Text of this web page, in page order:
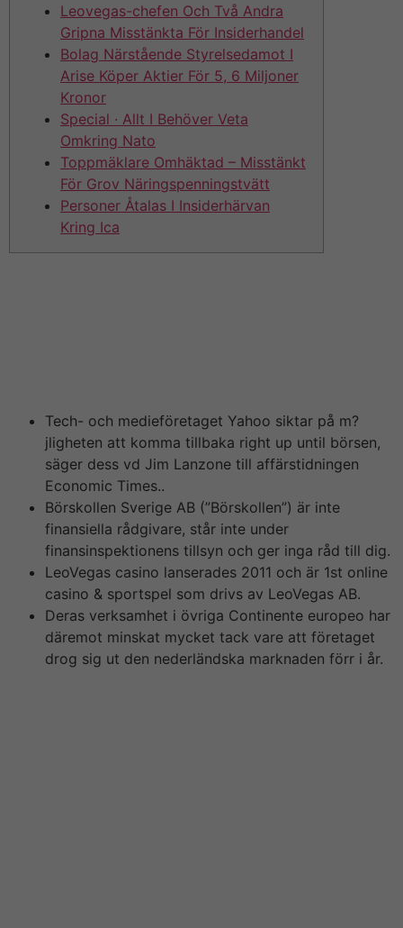
Leovegas-chefen Och Två Andra
Gripna Misstänkta För Insiderhandel
Bolag Närstående Styrelsedamot I
Arise Köper Aktier För 5, 6 Miljoner
Kronor
Special · Allt I Behöver Veta
Omkring Nato
Toppmäklare Omhäktad – Misstänkt
För Grov Näringspenningstvätt
Personer Åtalas I Insiderhärvan
Kring Ica
Tech- och medieföretaget Yahoo siktar på m?
jligheten att komma tillbaka right up until börsen,
säger dess vd Jim Lanzone till affärstidningen
Economic Times..
Börskollen Sverige AB (”Börskollen”) är inte
finansiella rådgivare, står inte under
finansinspektionens tillsyn och ger inga råd till dig.
LeoVegas casino lanserades 2011 och är 1st online
casino & sportspel som drivs av LeoVegas AB.
Deras verksamhet i övriga Continente europeo har
däremot minskat mycket tack vare att företaget
drog sig ut den nederländska marknaden förr i år.